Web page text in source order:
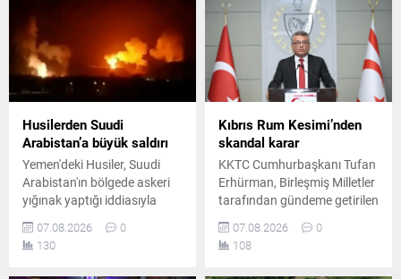
kadar sürecek.
Husilerden Suudi
Arabistan’a büyük saldırı
Yemen'deki Husiler, Suudi
Arabistan'ın bölgede askeri
yığınak yaptığı iddiasıyla
balistik füze ve İHA'larla
saldırı düzenlediğini
07.08.2026
0
130
Kıbrıs Rum Kesimi’nden
skandal karar
KKTC Cumhurbaşkanı Tufan
Erhürman, Birleşmiş Milletler
tarafından gündeme getirilen
yönetimi tarafından geri
çevrildiğini duyurdu. Ada
07.08.2026
0
108